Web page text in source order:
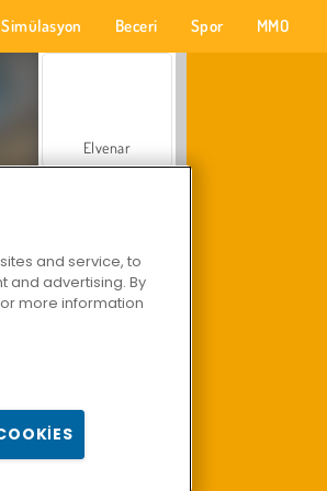
Simülasyon Beceri Spor MMO
Elvenar
and service, to
and advertising. By
more information